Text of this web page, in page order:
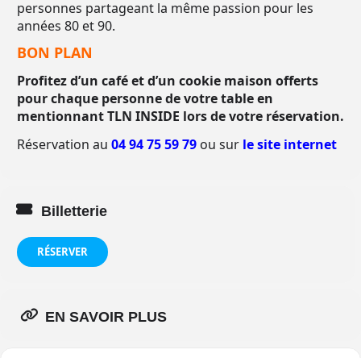
personnes partageant la même passion pour les
années 80 et 90.
BON PLAN
Profitez d’un café et d’un cookie maison offerts
pour chaque personnede votre tableen
mentionnantTLN INSIDE lors de votre réservation.
Réservation au 04 94 75 59 79 ou sur le site internet
Billetterie
RÉSERVER
EN SAVOIR PLUS